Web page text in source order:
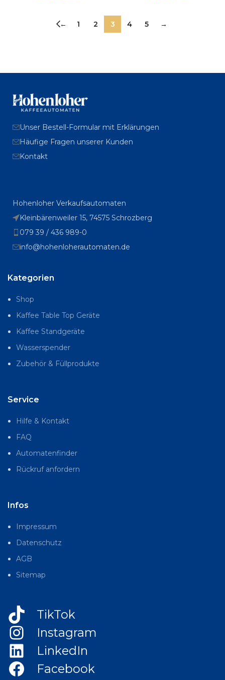
← 1 2 3 4 5 →
Unser Bestell-Formular mit Erklärungen
Häufige Fragen unserer Kunden
Kontakt
Hohenloher Verkaufsautomaten
Kleinbärenweiler 15, 74575 Schrozberg
079 39 / 436 989-0
info@hohenloherautomaten.de
Kategorien
Shop
Kaffee Table Top Geräte
Kaffee Standgeräte
Wasserspender
Zubehör & Füllprodukte
Service
Hilfe & Kontakt
FAQ
Automatenfinder
Rückruf anfordern
Infos
Impressum
Datenschutz
AGB
Sitemap
TikTok
Instagram
LinkedIn
Facebook